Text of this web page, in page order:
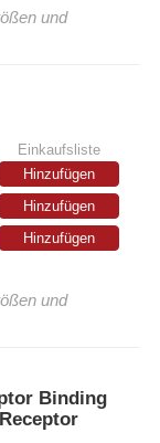
und
Einkaufsliste
Hinzufügen
Hinzufügen
Hinzufügen
und
Binding